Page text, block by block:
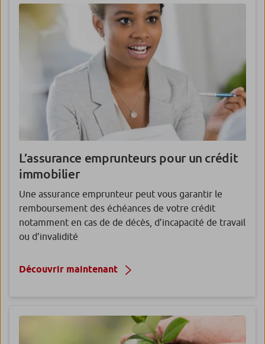
L’assurance emprunteurs pour un crédit
immobilier
Une assurance emprunteur peut vous garantir le
remboursement des échéances de votre crédit
notamment en cas de de décès, d’incapacité de travail
ou d’invalidité
Découvrir maintenant